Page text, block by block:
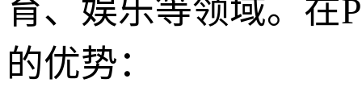
育、娱乐等领域。在
的优势：